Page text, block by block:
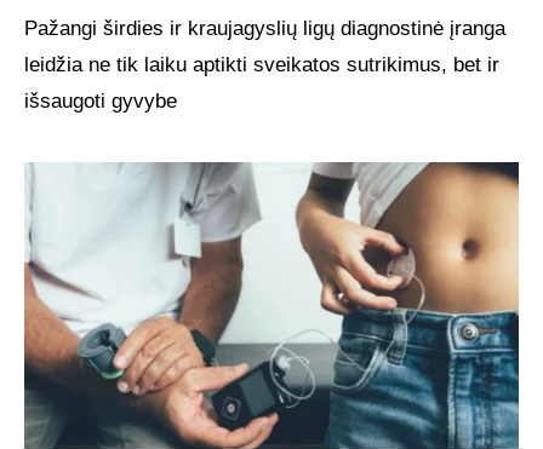
Pažangi širdies ir kraujagyslių ligų diagnostinė įranga
leidžia ne tik laiku aptikti sveikatos sutrikimus, bet ir
išsaugoti gyvybe